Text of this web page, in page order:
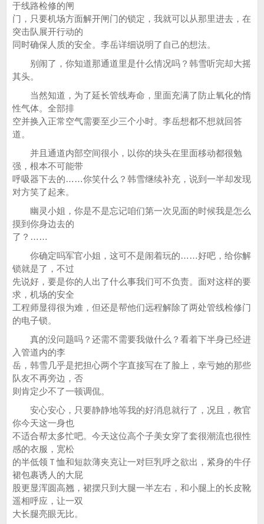
于线路检修的闸
门，只要机场方面解开闸门的锁定，我就可以从那里进去，在
突击队展开行动的
同时确保人质的安全。李岳详细说明了自己的想法。
别闹了，你知道那通道里是什么情况吗？韩雪听完却大摇
其头。
当然知道，为了延长管线寿命，里面充满了防止氧化的惰
性气体。全部排
空并换入正常空气需要至少三个小时。李岳想都不想就回答
道。
并且通道内部空间很小，以你的块头在里面移动都很勉
强，根本不可能带
呼吸器下去的……你笑什么？韩雪继续补充，说到一半却发现
对方笑了起来。
幽灵小姐，你是不是忘记咱们第一次见面的时候我是怎么
摸到你身边去的
了？……
你确定吗军官小姐，这可不是闹着玩的……好吧，给你解
锁就是了，不过
先说好，要是你的人出了什么事我们可不负责。面对这样的要
求，机场的安全
工程师显得很为难，但还是帮他们远程解除了两处管线检修门
的电子锁。
真的没问题吗？还需不需要我做什么？看着下半身已经进
入管道内的李
岳，韩雪几乎是把担心两个字直接写在了脸上，幸亏她的那些
队友不再旁边，否
则肯定少不了一顿调侃。
安心安心，只要静静地等我的好消息就行了，况且，教官
你今天这一身也
不适合帮太多忙吧。今天这位高个子美女穿了套很潮流也很性
感的衣服，宽松
的半低领Ｔ恤和短款薄夹克让一对巨乳呼之欲出，紧身的牛仔
裙包裹诱人的大屁
股更显浑圆高翘，裙摆只到大腿一半左右，和小腿上的长皮靴
遥相呼应，让一双
大长腿亮眼无比。